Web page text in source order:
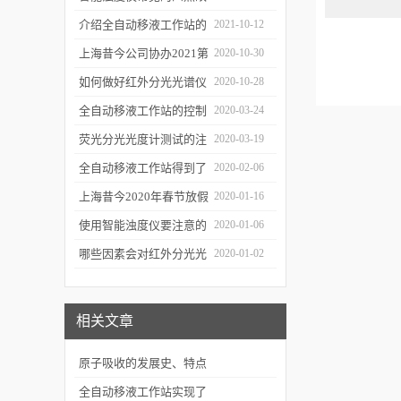
障
介绍全自动移液工作站的
三种移液方式
2021-10-12
上海昔今公司协办2021第
二届上海沪助科研圈发展
年会
2020-10-30
如何做好红外分光光谱仪
的防潮工作
2020-10-28
全自动移液工作站的控制
软件有哪些特点
2020-03-24
荧光分光光度计测试的注
意事项有哪些
2020-03-19
全自动移液工作站得到了
广泛的应用
2020-02-06
上海昔今2020年春节放假
通知
2020-01-16
使用智能浊度仪要注意的
几个要点
2020-01-06
哪些因素会对红外分光光 2020-01-02
相关文章
原子吸收的发展史、特点
以及测量方法
全自动移液工作站实现了